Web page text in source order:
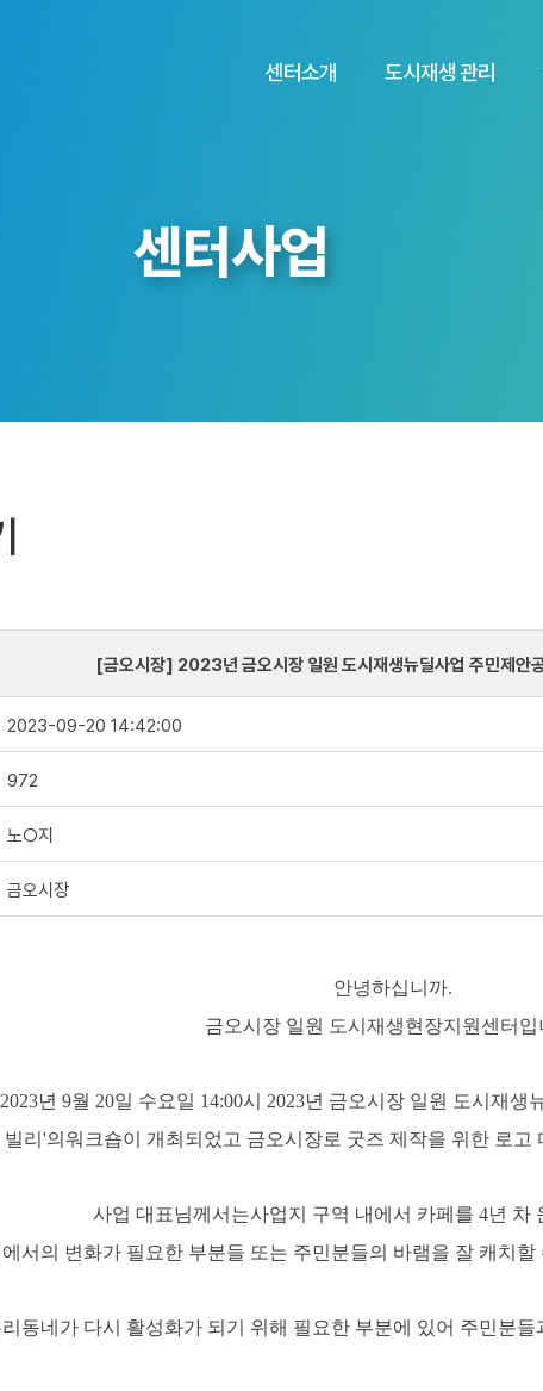
센터소개 도시재생 관리
센터사업
[금오시장] 2023년 금오시장 일원 도시재생뉴딜사업 주민제안
2023-09-20 14:42:00
972
노○지
금오시장
안녕하십니까.
금오시장 일원 도시재생현장지원센터입
2023년 9월 20일 수요일 14:00시 2023년 금오시장 일원 도시재생
리 '의워크숍이 개최되었고 금오시장로 굿즈 제작을 위한 로고
사업 대표님께서는사업지 구역 내에서 카페를 4년 차
서의 변화가 필요한 부분들 또는 주민분들의 바램을 잘 캐치
리동네가 다시 활성화가 되기 위해 필요한 부분에 있어 주민분